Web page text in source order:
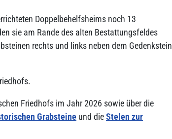
Doppelbehelfsheims noch 13
sie am Rande des alten Bestattungsfeldes
rechts und links neben dem Gedenkstein
Friedhofs im Jahr 2026 sowie über die
Grabsteine und dieStelen zur